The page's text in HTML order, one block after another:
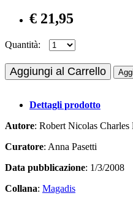
€ 21,95
Quantità:
Aggiungi al Carrello
Dettagli prodotto
Autore: Robert Nicolas
Curatore: Anna Pasetti
Data pubblicazione: 1/3/2008
Collana: Magadis